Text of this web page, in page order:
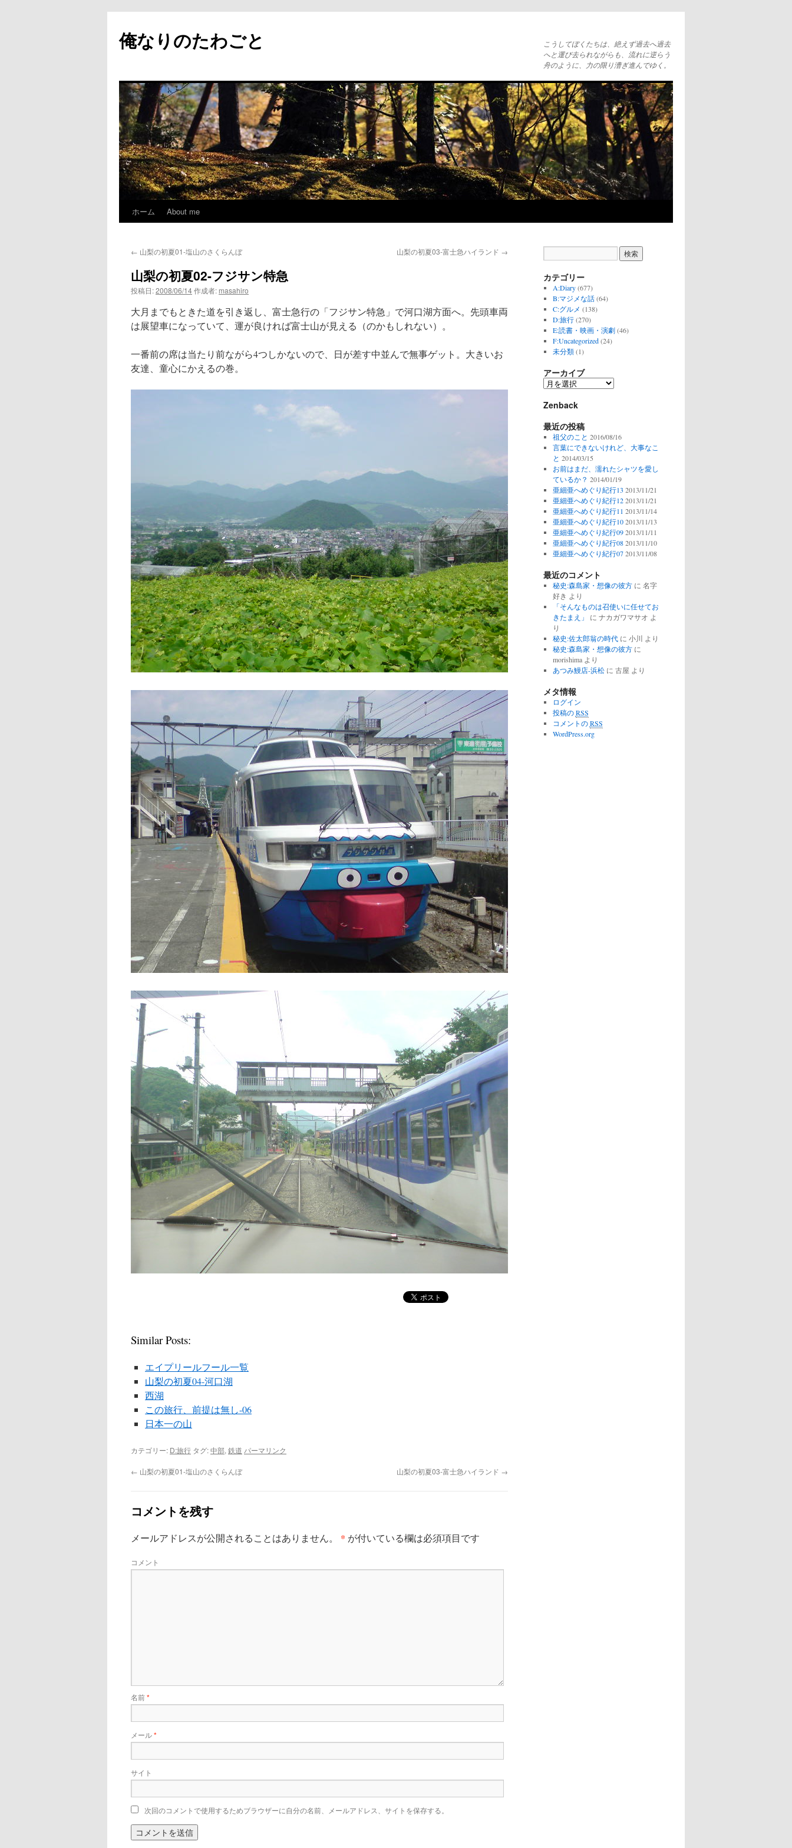
俺なりのたわごと
こうしてぼくたちは、絶えず過去へ過去
へと運び去られながらも、流れに逆らう
舟のように、力の限り漕ぎ進んでゆく。
テ
へ
キ
ッ
ホーム About me
← 山梨の初夏01-塩山のさくらんぼ 山梨の初夏03-富士急ハイランド →
山梨の初夏02-フジサン特急
投稿日:2008/06/14作成者: masahiro
大月までもときた道を引き返し、富士急行の「フジサン特急」で河口湖方面へ。先頭車両
は展望車になっていて、運が良ければ富士山が見える（のかもしれない）。
一番前の席は当たり前ながら4つしかないので、日が差す中並んで無事ゲット。大きいお
友達、童心にかえるの巻。
Similar Posts:
エイプリールフール一覧
山梨の初夏04-河口湖
西湖
この旅行、前提は無し-06
日本一の山
カテゴリー: D:旅行 タグ:中部, 鉄道 パーマリンク
← 山梨の初夏01-塩山のさくらんぼ 山梨の初夏03-富士急ハイランド →
コメントを残す
メールアドレスが公開されることはありません。 * が付いている欄は必須項目です
コメント
名前*
メール*
サイト
次回のコメントで使用するためブラウザーに自分の名前、メールアドレス、サイトを保存する。
カテゴリー
A:Diary(677)
B:マジメな話(64)
C:グルメ (138)
D:旅行(270)
E:読書・映画・演劇(46)
F:Uncategorized(24)
未分類(1)
アーカイブ
ア
カ
ブ
Zenback
最近の投稿
祖父のこと 2016/08/16
言葉にできないけれど、大事なこ
と 2014/03/15
お前はまだ、濡れたシャツを愛し
ているか？ 2014/01/19
亜細亜へめぐり紀行13 2013/11/21
亜細亜へめぐり紀行12 2013/11/21
亜細亜へめぐり紀行11 2013/11/14
亜細亜へめぐり紀行10 2013/11/13
亜細亜へめぐり紀行09 2013/11/11
亜細亜へめぐり紀行08 2013/11/10
亜細亜へめぐり紀行07 2013/11/08
最近のコメント
秘史:森島家・想像の彼方に 名字
好き より
「そんなものは召使いに任せてお
きたまえ」
に ナカガワマサオ よ
り
秘史:佐太郎翁の時代に 小川 より
秘史:森島家・想像の彼方に
morishimaより
あつみ鰻店-浜松に 古屋 より
メタ情報
ログイン
投稿のRSS
コメントのRSS
WordPress.org